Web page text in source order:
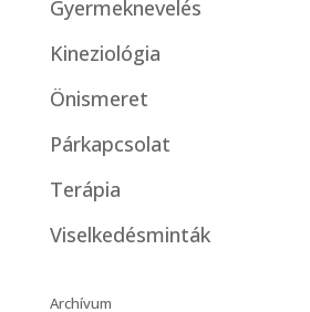
Gyermeknevelés
Kineziológia
Önismeret
Párkapcsolat
Terápia
Viselkedésminták
Archívum